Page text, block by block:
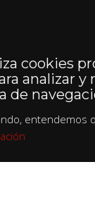
cookies
analizar y
de
entendemos